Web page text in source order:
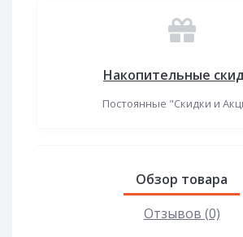
Накопительные
Постоянные "Скидки и
Обзор товара
Отзывов (0)